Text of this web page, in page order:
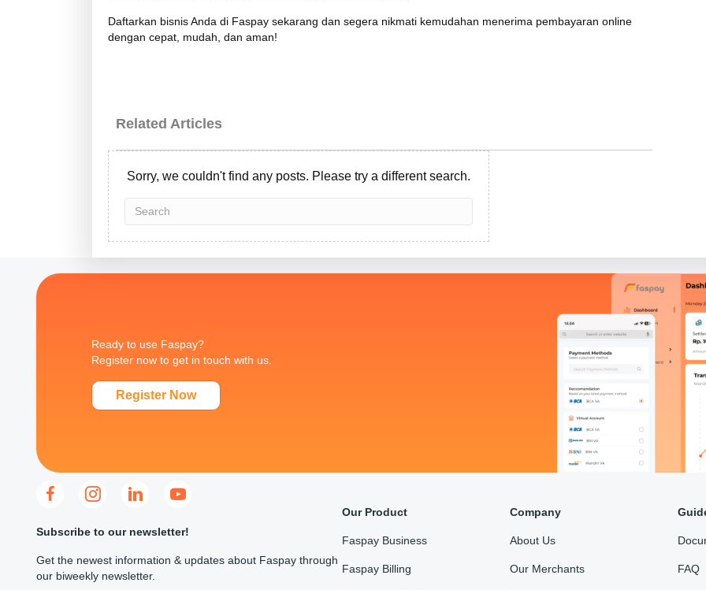
Daftarkan bisnis Anda di Faspay sekarang dan segera nikmati kemudahan menerima pembayaran online
dengan cepat, mudah, dan aman!
Related Articles
Sorry, we couldn't find any posts. Please try a different search.
Ready to use Faspay?
Register now to get in touch with us.
Register Now
Subscribe to our newsletter!
Get the newest information & updates about Faspay through
our biweekly newsletter.
Our Product
Faspay Business
Faspay Billing
Company
About Us
Our Merchants FAQ